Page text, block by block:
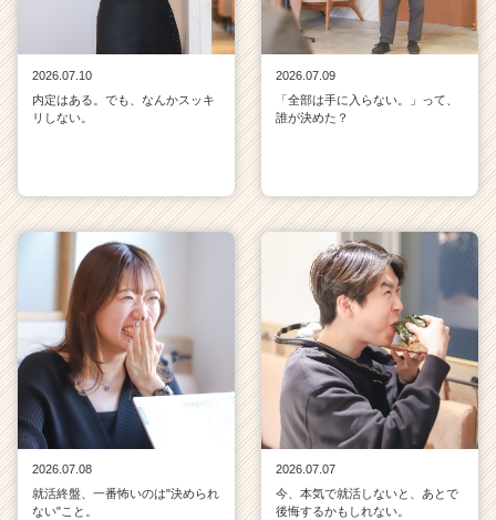
2026.07.10
内定はある。でも、なんかスッキ
リしない。
2026.07.09
「全部は手に入らない。」って、
誰が決めた？
2026.07.08
就活終盤、一番怖いのは"決められ
ない"こと。
2026.07.07
今、本気で就活しないと、あとで
後悔するかもしれない。